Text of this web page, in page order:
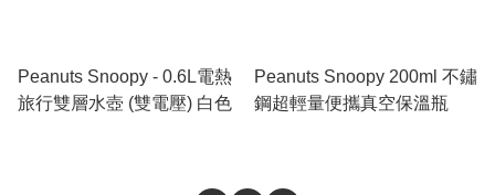
Peanuts Snoopy - 0.6L電熱
旅行雙層水壺 (雙電壓) 白色
Peanuts Snoopy 200ml 不鏽
鋼超輕量便攜真空保溫瓶